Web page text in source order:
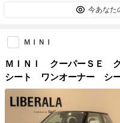
今あなた
ＭＩＮＩ
ＭＩＮＩ クーパーＳＥ
シート ワンオーナー シ
純正ナビ 全方位カメラ Ｅ
イ ワイヤレスチャージ
ション１８インチＡＷ